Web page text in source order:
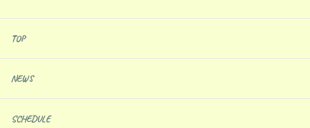
TOP
NEWS
SCHEDULE